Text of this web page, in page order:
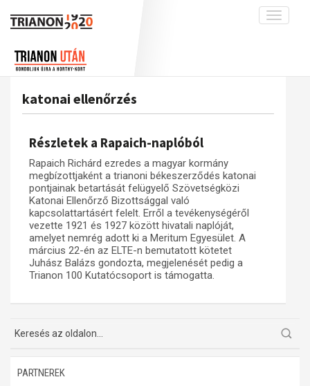
Toggle
interpretációk
A békerendszer megszilárdulása
Utókor és emlékezet
Blog
Galéria
Adatbázis
Emlékművek (feltöltés alatt)
Menekültek
Visszhang
Publikációk
Kapcsolat
Trianon-kommentár
Dokumentumok
katonai ellenőrzés
Részletek a Rapaich-naplóból
Rapaich Richárd ezredes a magyar kormány
megbízottjaként a trianoni békeszerződés katonai
pontjainak betartását felügyelő Szövetségközi
Katonai Ellenőrző Bizottsággal való
kapcsolattartásért felelt. Erről a tevékenységéről
vezette 1921 és 1927 között hivatali naplóját,
amelyet nemrég adott ki a Meritum Egyesület. A
március 22-én az ELTE-n bemutatott kötetet
Juhász Balázs gondozta, megjelenését pedig a
Trianon 100 Kutatócsoport is támogatta.
PARTNEREK